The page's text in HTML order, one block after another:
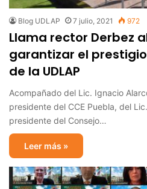
Blog UDLAP 7 julio, 2021 972
Llama rector Derbez
garantizar el
de la UDLAP
Acompañado del Lic. Ignacio
presidente del CCE Puebla, del
presidente del Consejo…
Leer más »